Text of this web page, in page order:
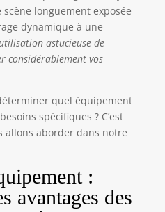
COMPACT ET LÉGER. Avec
28,3 cm et un poids
MS300-V est compact, léger
●ÉCRAN LCD.
les paramètres avec l'écran
les paramètres de
: le MS300-V
actuels après 3
redémarrage rapide avec
restaurées pour
sans tracas.
longuement exposée
dynamique à une
astucieuse de
considérablement vos
quel équipement
spécifiques ? C’est
allons aborder dans notre
:
avantages des